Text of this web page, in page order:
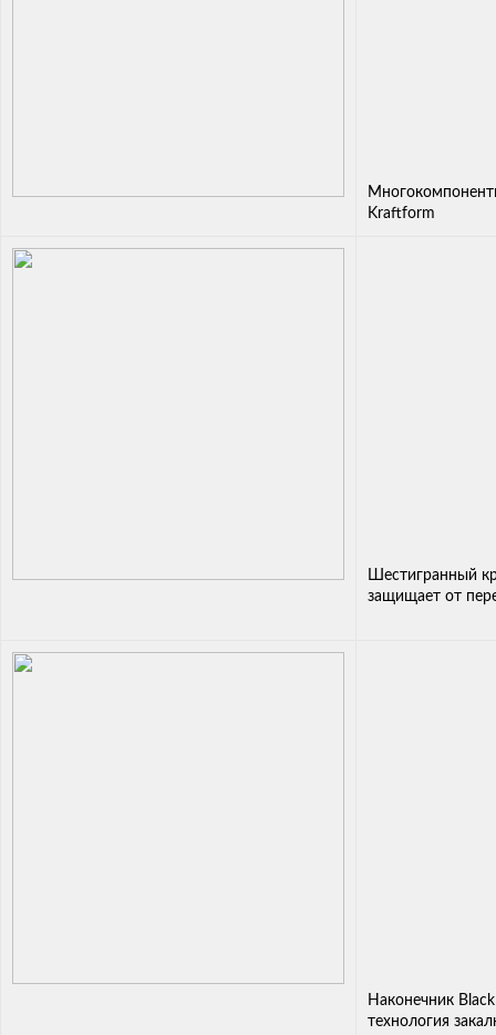
Kraftform
Шестигранный
защищает от
Наконечник
технология